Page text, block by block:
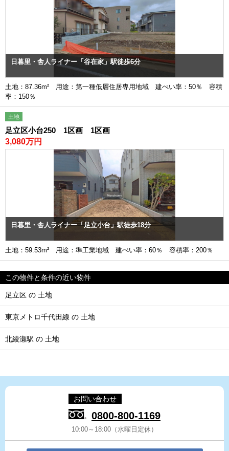
日暮里・舎人ライナー「谷在家」駅徒歩6分
土地：87.36m² 用途：第一種低層住居専用地域 建ぺい率：50％ 容積
率：150％
土地
足立区小台250 1区画 1区画
3,080万円
日暮里・舎人ライナー「足立小台」駅徒歩18分
土地：59.53m² 用途：準工業地域 建ぺい率：60％ 容積率：200％
この物件と条件の近い物件
足立区 の 土地
東京メトロ千代田線 の 土地
北綾瀬駅 の 土地
お問い合わせ
0800-800-1169
10:00～18:00（水曜日定休）